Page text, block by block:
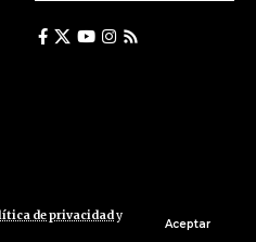
de privacidady
Aceptar
Santa Fe - Argentina | All rights